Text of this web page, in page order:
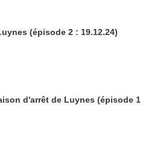
(épisode 2 : 19.12.24)
d'arrêt de Luynes (épisode 1